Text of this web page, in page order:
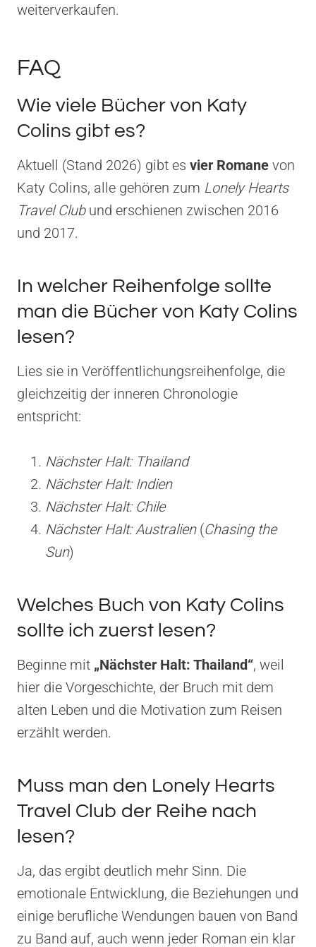
weiterverkaufen.
FAQ
Wie viele Bücher von Katy
Colins gibt es?
Aktuell (Stand 2026) gibt es vier Romane von
Katy Colins, alle gehören zum Lonely Hearts
Travel Clubund erschienen zwischen 2016
und 2017.
In welcher Reihenfolge sollte
man die Bücher von Katy Colins
lesen?
Lies sie in Veröffentlichungsreihenfolge, die
gleichzeitig der inneren Chronologie
entspricht:
Nächster Halt: Thailand
Nächster Halt: Indien
Nächster Halt: Chile
Nächster Halt: Australien(Chasing the
Sun)
Welches Buch von Katy Colins
sollte ich zuerst lesen?
Beginne mit „Nächster Halt: Thailand“, weil
hier die Vorgeschichte, der Bruch mit dem
alten Leben und die Motivation zum Reisen
erzählt werden.
Muss man den Lonely Hearts
Travel Club der Reihe nach
lesen?
Ja, das ergibt deutlich mehr Sinn. Die
emotionale Entwicklung, die Beziehungen und
einige berufliche Wendungen bauen von Band
zu Band auf, auch wenn jeder Roman ein klar